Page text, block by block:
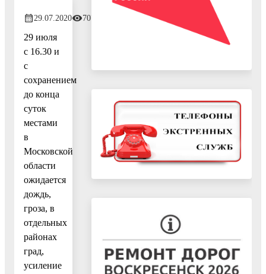
29.07.2020 707
29 июля
с 16.30 и
с
сохранением
до конца
суток
местами
в
Московской
области
ожидается
дождь,
гроза, в
отдельных
районах
град,
усиление